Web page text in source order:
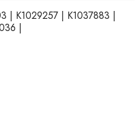
| K1029257 | K1037883 |
|